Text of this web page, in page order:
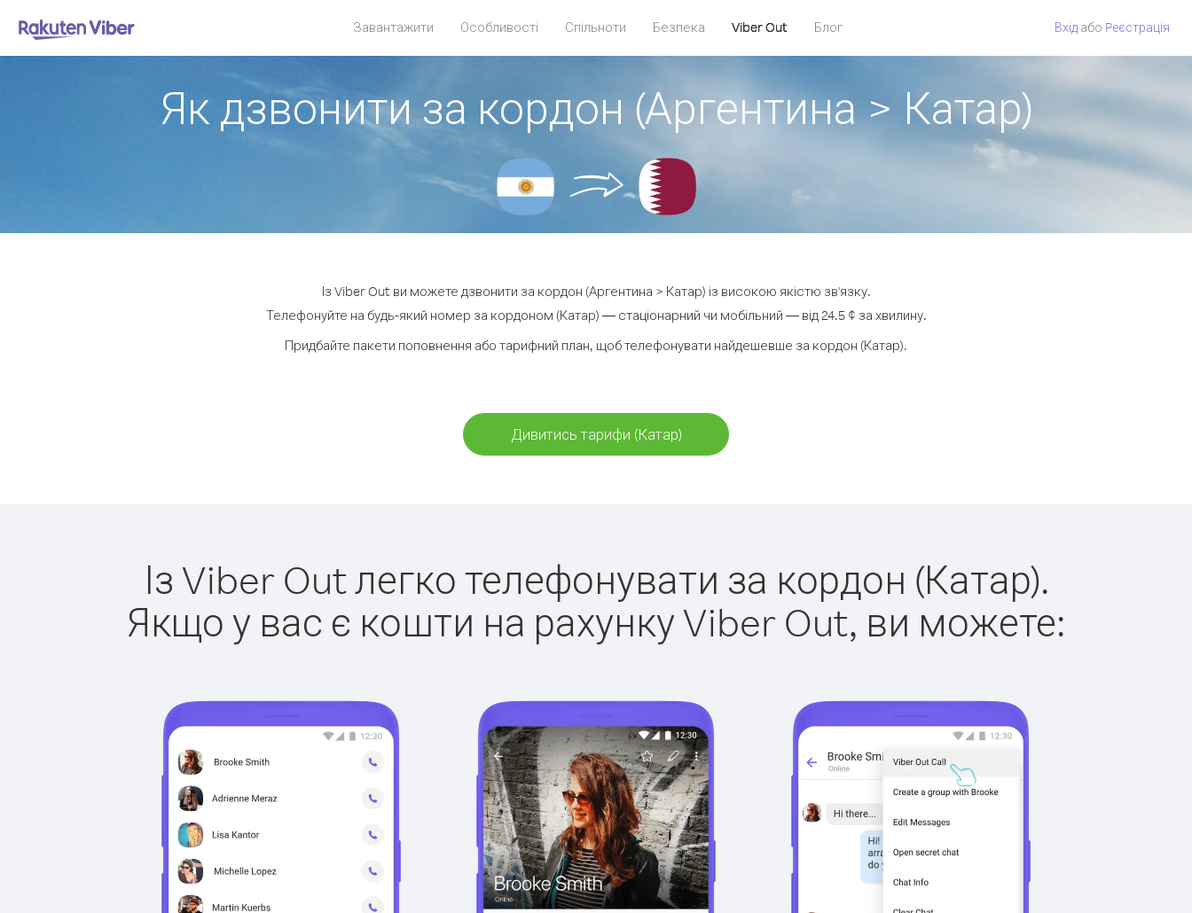
Завантажити Особливості Спільноти Безпека Viber Out Блог Вхід або Pеєстрація
Як дзвонити за кордон (Аргентина > Катар)
Із Viber Out ви можете дзвонити за кордон (Аргентина > Катар) із високою якістю зв'язку.
Телефонуйте на будь-який номер за кордоном (Катар) — стаціонарний чи мобільний — від 24.5 ¢ за хвилину.
Придбайте пакети поповнення або тарифний план, щоб телефонувати найдешевше за кордон (Катар).
Дивитись тарифи (Катар)
Із Viber Out легко телефонувати за кордон (Катар).
Якщо у вас є кошти на рахунку Viber Out, ви можете: